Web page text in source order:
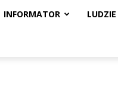
INFORMATOR LUDZIE